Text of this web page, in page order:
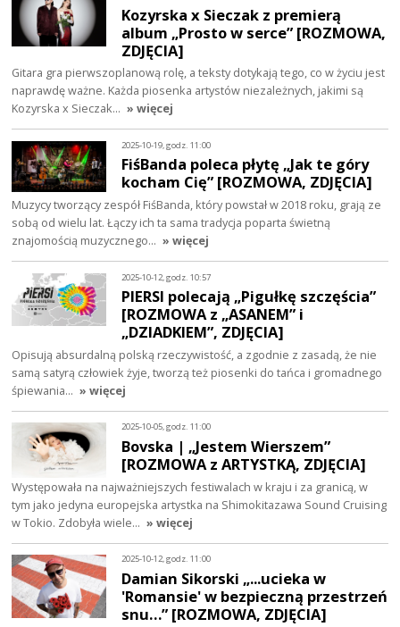
Kozyrska x Sieczak z premierą
album „Prosto w serce” [ROZMOWA,
ZDJĘCIA]
Gitara gra pierwszoplanową rolę, a teksty dotykają tego, co w życiu jest
naprawdę ważne. Każda piosenka artystów niezależnych, jakimi są
Kozyrska x Sieczak… » więcej
2025-10-19, godz. 11:00
FiśBanda poleca płytę „Jak te góry
kocham Cię” [ROZMOWA, ZDJĘCIA]
Muzycy tworzący zespół FiśBanda, który powstał w 2018 roku, grają ze
sobą od wielu lat. Łączy ich ta sama tradycja poparta świetną
znajomością muzycznego… » więcej
2025-10-12, godz. 10:57
PIERSI polecają „Pigułkę szczęścia”
[ROZMOWA z „ASANEM” i
„DZIADKIEM”, ZDJĘCIA]
Opisują absurdalną polską rzeczywistość, a zgodnie z zasadą, że nie
samą satyrą człowiek żyje, tworzą też piosenki do tańca i gromadnego
śpiewania… » więcej
2025-10-05, godz. 11:00
Bovska | „Jestem Wierszem”
[ROZMOWA z ARTYSTKĄ, ZDJĘCIA]
Występowała na najważniejszych festiwalach w kraju i za granicą, w
tym jako jedyna europejska artystka na Shimokitazawa Sound Cruising
w Tokio. Zdobyła wiele… » więcej
2025-10-12, godz. 11:00
Damian Sikorski „...ucieka w
'Romansie' w bezpieczną przestrzeń
snu…” [ROZMOWA, ZDJĘCIA]